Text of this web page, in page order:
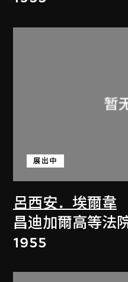
呂西安．埃爾韋
展出中
昌迪加爾高等法
1955